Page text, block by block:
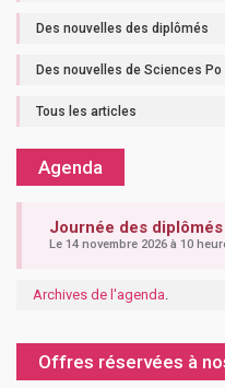
Des nouvelles des diplômés
Des nouvelles de Sciences Po
Tous les articles
Agenda
Journée des
Le 14 novembre 2026 à 10
Archives de l'agenda.
Offres réservées à